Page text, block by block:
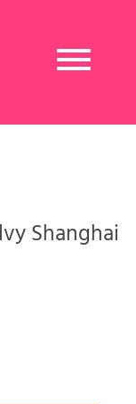
Toggle
navigation
Shanghai